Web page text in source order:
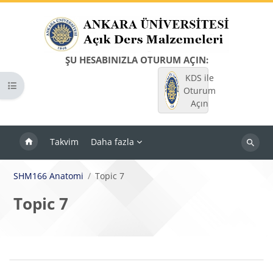
ŞU HESABINIZLA OTURUM AÇIN:
KDS ile
Oturum
Açın
Takvim Daha fazla
Dersleri
Kurs dizinini aç
SHM166 Anatomi Topic 7
Topic 7
Bloklar
Bölüm anahatları